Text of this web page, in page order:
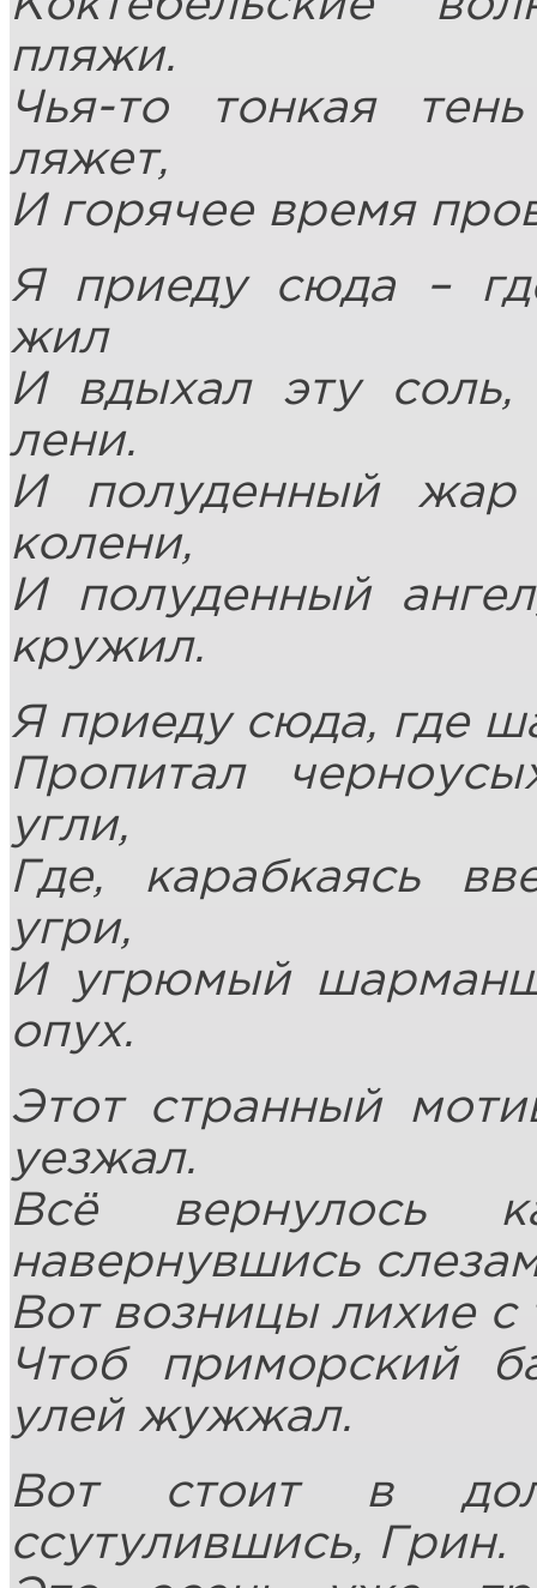
пляжи.
Чья-то тонкая
ляжет,
И горячее время
Я приеду сюда –
жил
И вдыхал эту соль,
лени.
И полуденный
колени,
И полуденный
кружил.
Я приеду сюда, где
Пропитал
угли,
Где, карабкаясь
угри,
И угрюмый
опух.
Этот странный
уезжал.
Всё вернулось
навернувшись
Вот возницы лихие
Чтоб приморский
улей жужжал.
Вот стоит в
ссутулившись, Грин.